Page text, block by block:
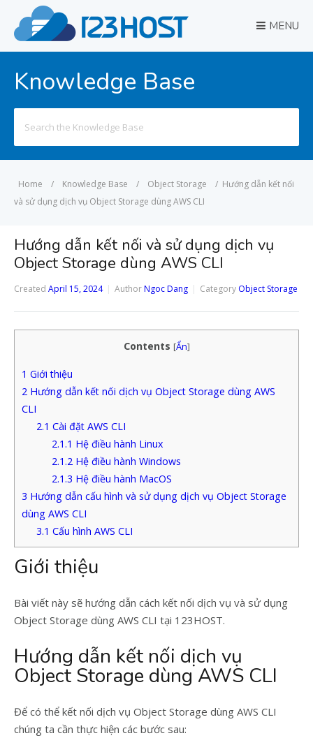
MENU
Knowledge Base
for:
Home / Knowledge Base / Object Storage / Hướng dẫn kết nối
và sử dụng dịch vụ Object Storage dùng AWS CLI
Hướng dẫn kết nối và sử dụng dịch vụ
Object Storage dùng AWS CLI
Created April 15, 2024 AuthorNgoc Dang Category Object Storage
Contents [Ẩn]
1 Giới thiệu
2 Hướng dẫn kết nối dịch vụ Object Storage dùng AWS
CLI
2.1 Cài đặt AWS CLI
2.1.1 Hệ điều hành Linux
2.1.2Hệ điều hành Windows
2.1.3 Hệ điều hành MacOS
3 Hướng dẫn cấu hình và sử dụng dịch vụ Object Storage
dùng AWS CLI
3.1 Cấu hình AWS CLI
Giới thiệu
Bài viết này sẽ hướng dẫn cách kết nối dịch vụ và sử dụng
Object Storage dùng AWS CLI tại 123HOST.
Hướng dẫn kết nối dịch vụ
Object Storage dùng AWS CLI
Để có thể kết nối dịch vụ Object Storage dùng AWS CLI
chúng ta cần thực hiện các bước sau: